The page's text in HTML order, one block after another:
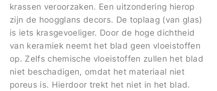
krassen veroorzaken. Een uitzondering hierop
zijn de hoogglans decors. De toplaag (van glas)
is iets krasgevoeliger. Door de hoge dichtheid
van keramiek neemt het blad geen vloeistoffen
op. Zelfs chemische vloeistoffen zullen het blad
niet beschadigen, omdat het materiaal niet
poreus is. Hierdoor trekt het niet in het blad.